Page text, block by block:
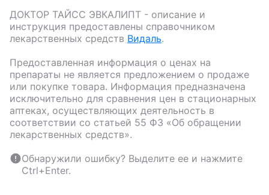
ДОКТОР ТАЙСС ЭВКАЛИПТ - описание и
инструкция предоставлены справочником
лекарственных средств Видаль.
Предоставленная информация о ценах на
препараты не является предложением о продаже
или покупке товара. Информация предназначена
исключительно для сравнения цен в стационарных
аптеках, осуществляющих деятельность в
соответствии со статьей 55 ФЗ «Об обращении
лекарственных средств».
Обнаружили ошибку? Выделите ее и нажмите
Ctrl+Enter.